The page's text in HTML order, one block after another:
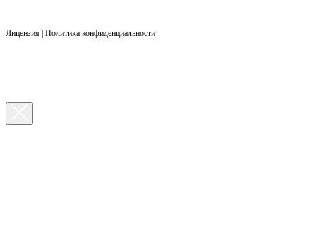
Лицензия Политика конфиденциальности